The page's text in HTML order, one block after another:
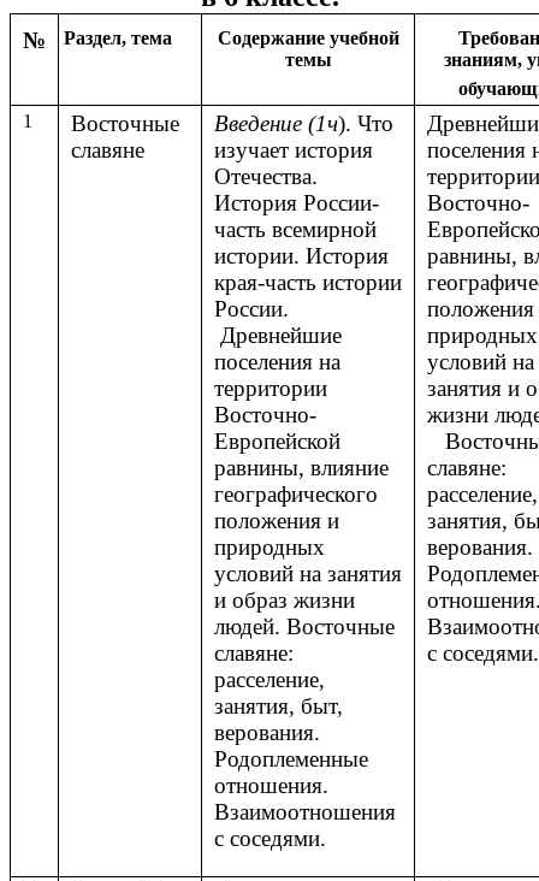
№ Раздел, тема
Содержание учебной
темы
знаниям,
1
Восточные
славяне
Введение (1ч). Что
изучает история
Отечества.
История России-
часть всемирной
истории. История
края-часть истории
России.
Древнейшие
поселения на
территории
Восточно-
Европейской
равнины, влияние
географического
положения и
природных
условий на занятия
и образ жизни
людей. Восточные
славяне:
расселение,
занятия, быт,
верования.
Родоплеменные
отношения.
Взаимоотношения
с соседями.
поселения
территории
Восточно-
равнины,
положения
природных
условий на
занятия и
жизни
славяне:
расселение,
занятия,
верования.
с соседями.